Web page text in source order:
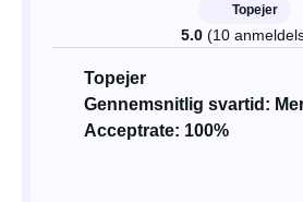
Topejer
5.0 (10
Topejer
Gennemsnitlig svartid:
Acceptrate: 100%